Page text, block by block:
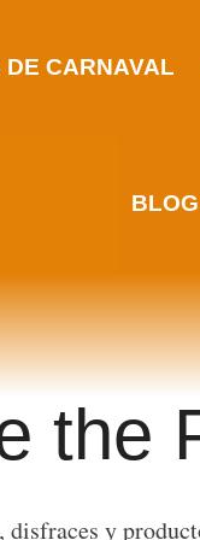
DE CARNAVAL
BLOG
the
y